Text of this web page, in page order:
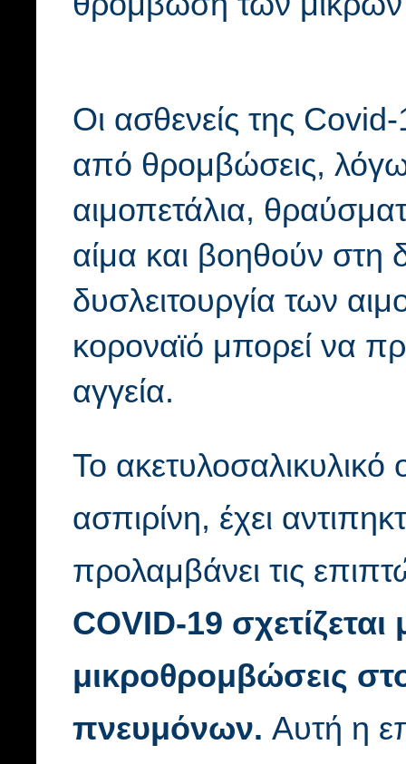
Οι ασθενείς της Covid-
από θρομβώσεις,
αιμοπετάλια,
αίμα και βοηθούν στη
δυσλειτουργία των
κοροναϊό μπορεί να
αγγεία.
Το
ασπιρίνη, έχει
προλαμβάνει τις
COVID-19
μικροθρομβώσεις
πνευμόνων. Αυτή η